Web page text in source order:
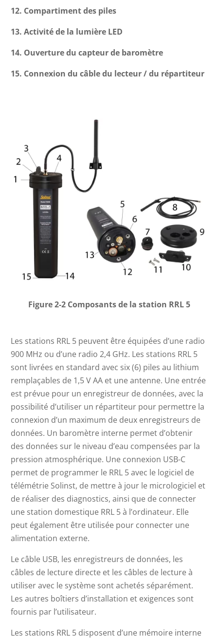
12. Compartiment des piles
13. Activité de la lumière LED
14. Ouverture du capteur de baromètre
15. Connexion du câble du lecteur / du répartiteur
Figure 2-2 Composants de la station RRL 5
Les stations RRL 5 peuvent être équipées d’une radio
900 MHz ou d’une radio 2,4 GHz. Les stations RRL 5
sont livrées en standard avec six (6) piles au lithium
remplaçables de 1,5 V AA et une antenne. Une entrée
est prévue pour un enregistreur de données, avec la
possibilité d’utiliser un répartiteur pour permettre la
connexion d’un maximum de deux enregistreurs de
données. Un baromètre interne permet d’obtenir
des données sur le niveau d’eau compensées par la
pression atmosphérique. Une connexion USB-C
permet de programmer le RRL 5 avec le logiciel de
télémétrie Solinst, de mettre à jour le micrologiciel et
de réaliser des diagnostics, ainsi que de connecter
une station domestique RRL 5 à l’ordinateur. Elle
peut également être utilisée pour connecter une
alimentation externe.
Le câble USB, les enregistreurs de données, les
câbles de lecture directe et les câbles de lecture à
utiliser avec le système sont achetés séparément.
Les autres boîtiers d’installation et exigences sont
fournis par l’utilisateur.
Les stations RRL 5 disposent d’une mémoire interne